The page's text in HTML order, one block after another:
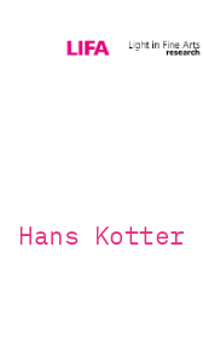
Hans Kotter